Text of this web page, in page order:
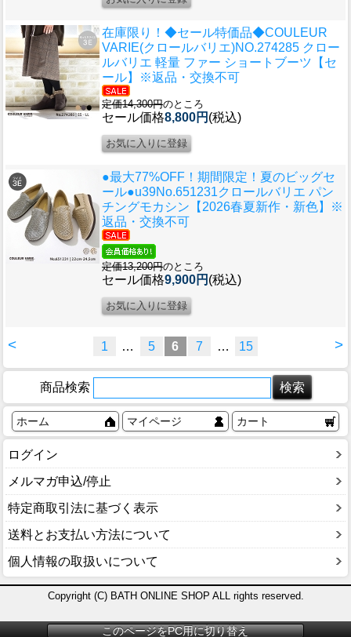
在庫限り！◆セール特価品◆COULEUR
VARIE(クロールバリエ)NO.274285 クロー
ルバリエ 軽量 ファー ショートブーツ【セ
ール】※返品・交換不可
定価14,300円のところ
セール価格8,800円 (税込)
●最大77%OFF！期間限定！夏のビッグセ
ール●u39No.651231クロールバリエ パン
チングモカシン【2026春夏新作・新色】※
返品・交換不可
定価13,200円のところ
セール価格9,900円 (税込)
< >
1 … 5 6 7 … 15
商品検索
ホーム マイページ カート
ログイン
メルマガ申込/停止
特定商取引法に基づく表示
送料とお支払い方法について
個人情報の取扱いについて
Copyright (C) BATH ONLINE SHOP ALL rights reserved.
このページをPC用に切り替え